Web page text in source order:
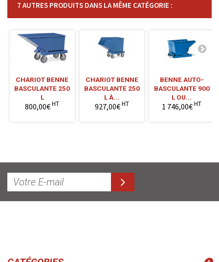
7 AUTRES PRODUITS DANS LA MÊME CATÉGORIE :
CHARIOT BENNE
BASCULANTE 250
L
800,00€HT
CHARIOT BENNE
BASCULANTE 250
L À...
927,00€HT
BENNE AUTO-
BASCULANTE 900
L OU...
1 746,00€HT